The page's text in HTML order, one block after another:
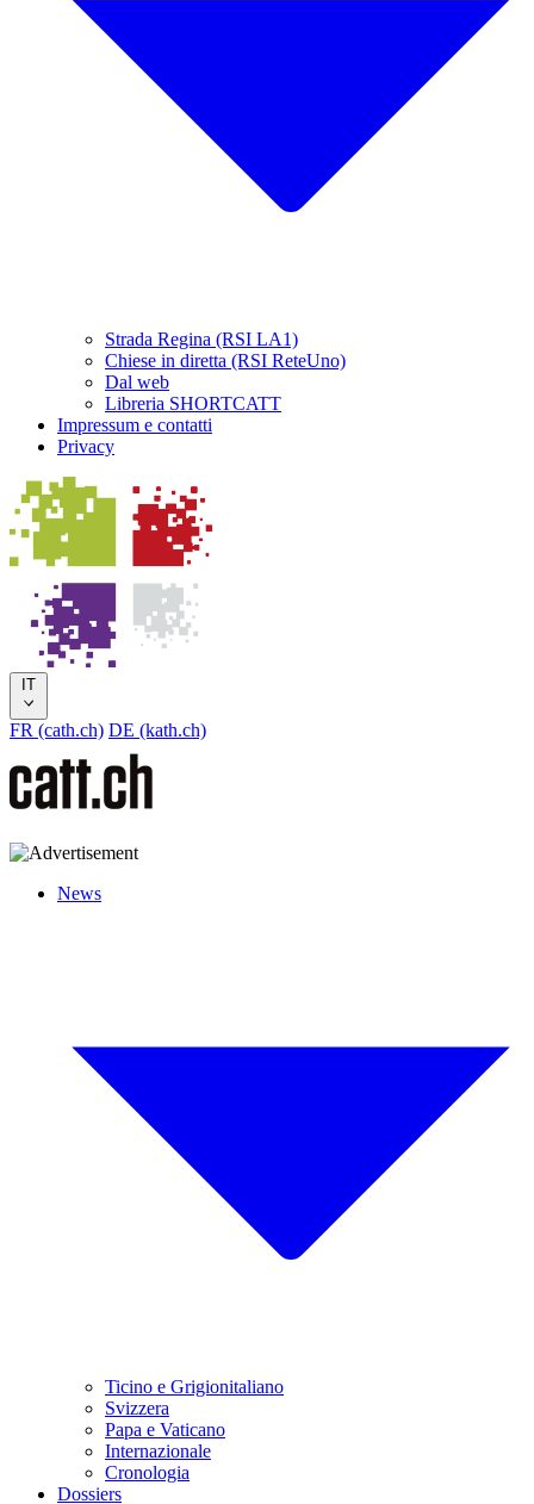
Strada Regina (RSI LA1)
Chiese in diretta (RSI ReteUno)
Dal web
Libreria SHORTCATT
Impressum e contatti
Privacy
IT
FR (cath.ch) DE (kath.ch)
News
Ticino e Grigionitaliano
Svizzera
Papa e Vaticano
Internazionale
Cronologia
Dossiers